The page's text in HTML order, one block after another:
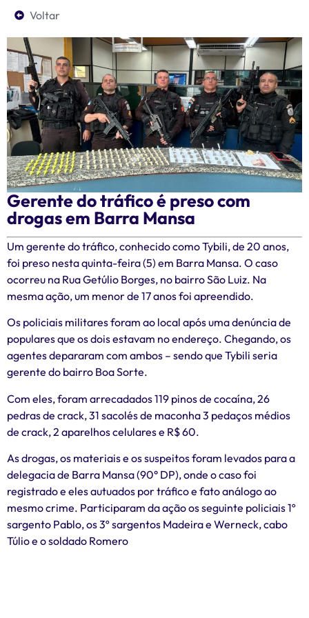
Voltar
Gerente do tráfico é preso com
drogas em Barra Mansa
Um gerente do tráfico, conhecido como Tybili, de 20 anos,
foi preso nesta quinta-feira (5) em Barra Mansa. O caso
ocorreu na Rua Getúlio Borges, no bairro São Luiz. Na
mesma ação, um menor de 17 anos foi apreendido.
Os policiais militares foram ao local após uma denúncia de
populares que os dois estavam no endereço. Chegando, os
agentes depararam com ambos – sendo que Tybili seria
gerente do bairro Boa Sorte.
Com eles, foram arrecadados 119 pinos de cocaína, 26
pedras de crack, 31 sacolés de maconha 3 pedaços médios
de crack, 2 aparelhos celulares e R$ 60.
As drogas, os materiais e os suspeitos foram levados para a
delegacia de Barra Mansa (90° DP), onde o caso foi
registrado e eles autuados por tráfico e fato análogo ao
mesmo crime. Participaram da ação os seguinte policiais 1º
sargento Pablo, os 3º sargentos Madeira e Werneck, cabo
Túlio e o soldado Romero